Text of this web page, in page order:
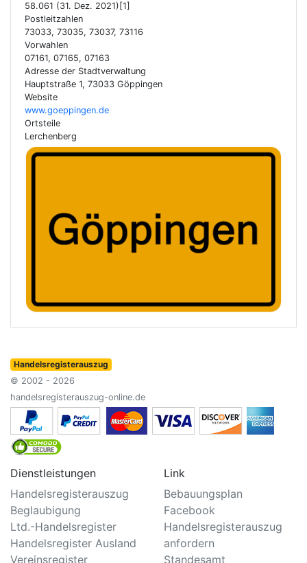
58.061 (31. Dez. 2021)[1]
Postleitzahlen
73033, 73035, 73037, 73116
Vorwahlen
07161, 07165, 07163
Adresse der Stadtverwaltung
Hauptstraße 1, 73033 Göppingen
Website
www.goeppingen.de
Ortsteile
Lerchenberg
Handelsregisterauszug
© 2002 - 2026
handelsregisterauszug-online.de
Dienstleistungen
Handelsregisterauszug
Beglaubigung
Ltd.-Handelsregister
Handelsregister Ausland
Vereinsregister
Link
Bebauungsplan
Facebook
Handelsregisterauszug
anfordern
Standesamt